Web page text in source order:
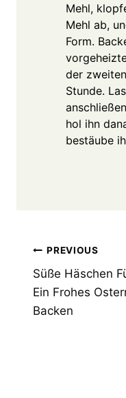
Mehl,
Mehl ab,
Form.
der
Stunde.
hol ihn
bestäube
Post
PREVIOUS
Süße Häschen
Ein Frohes
Backen